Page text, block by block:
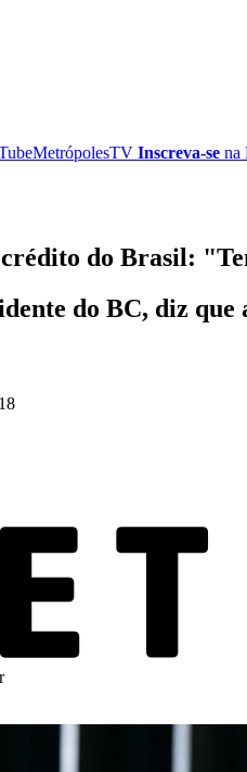
MetrópolesTV Inscreva-se na
do Brasil:
do BC, diz